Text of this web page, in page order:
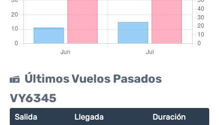
Últimos Vuelos Pasados
VY6345
Salida Llegada Duración